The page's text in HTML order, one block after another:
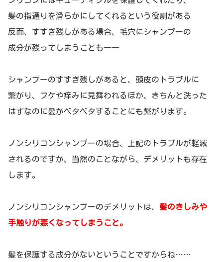
髪の指通りを滑らかにしてくれるという役割がある
反面、すすぎ残しがある場合、毛穴にシャンプーの
成分が残ってしまうことも――
シャンプーのすすぎ残しがあると、頭皮のトラブルに
繋がり、フケや痒みに見舞われるほか、きちんと洗った
はずなのに髪がベタベタすることにも繋がります。
ノンシリコンシャンプーの場合、上記のトラブルが軽減
されるのですが、当然のことながら、デメリットも存在
します。
ノンシリコンシャンプーのデメリットは、 髪のきしみや
手触りが悪くなってしまうこと。
髪を保護する成分がないということですからね……